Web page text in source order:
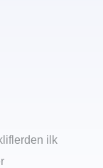
ilk